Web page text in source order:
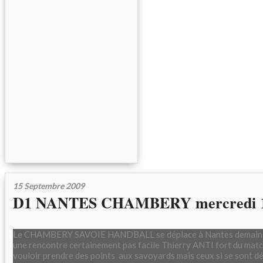
15 Septembre 2009
D1 NANTES CHAMBERY mercredi
Le CHAMBERY SAVOIE HANDBALL se déplace à Nantes
une rencontre certainement pas facile Thierry ANTI fort du
vouloir prendre des points aux savoyards mais ceux si se sont